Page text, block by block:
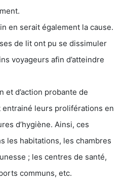
en serait également la cause.
de lit ont pu se dissimuler
voyageurs afin d’atteindre
et d’action probante de
leurs proliférations en
d’hygiène. Ainsi, ces
les habitations, les chambres
; les centres de santé,
communs, etc.